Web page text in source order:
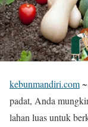
kebunmandiri.com
padat, Anda
lahan luas untuk